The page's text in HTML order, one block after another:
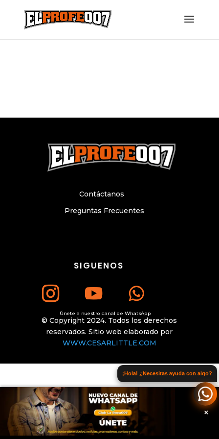
SIGUENOS
Únete a nuestro canal de WhatsApp
Preguntas Frecuentes
Contáctanos
© Copyright 2024. Todos los derechos
reservados. Sitio web elaborado por
WWW.CESARLITTLE.COM
¡Hola! ¿Necesitas ayuda con algo?
×